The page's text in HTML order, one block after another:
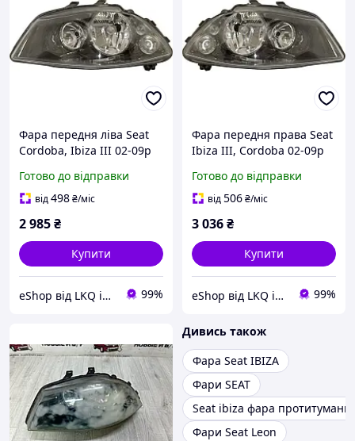
Фара передня ліва Seat
Cordoba, Ibiza III 02-09р
Готово до відправки
від498₴/міс
2 985₴
Купити
eShop від LKQ інтернет-магазин автозапчастин 99%
Фара передня права Seat
Ibiza III, Cordoba 02-09р
Готово до відправки
від506₴/міс
3 036₴
Купити
eShop від LKQ інтернет-магазин автозапчастин 99%
Дивись також
Фара Seat IBIZA
Фари SEAT
Seat ibiza фара
Фари Seat Leon